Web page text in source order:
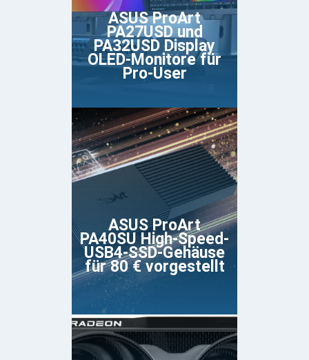
ASUS ProArt
PA27USD und
PA32USD Display
OLED-Monitore für
Pro-User
ASUS ProArt
PA40SU High-Speed-
USB4-SSD-Gehäuse
für 80 € vorgestellt